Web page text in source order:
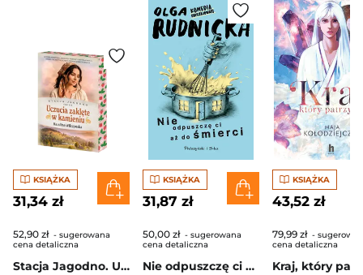
KSIĄŻKA
31,34 zł
52,90 zł - sugerowana
cena detaliczna
Stacja Jagodno. Uczucia zaklęte w kamieniu (ilustrowane brzegi)
KSIĄŻKA
31,87 zł
50,00 zł - sugerowana
cena detaliczna
Nie odpuszczę ci aż do śmierci
KSIĄŻKA
43,52 zł
79,99 zł -
cena detaliczna
Kraj, który